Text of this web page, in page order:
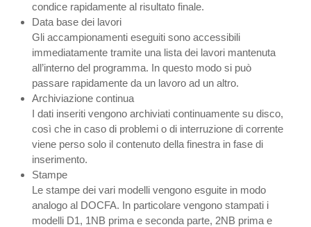
condice rapidamente al risultato finale.
Data base dei lavori
Gli accampionamenti eseguiti sono accessibili
immediatamente tramite una lista dei lavori mantenuta
all’interno del programma. In questo modo si può
passare rapidamente da un lavoro ad un altro.
Archiviazione continua
I dati inseriti vengono archiviati continuamente su disco,
così che in caso di problemi o di interruzione di corrente
viene perso solo il contenuto della finestra in fase di
inserimento.
Stampe
Le stampe dei vari modelli vengono esguite in modo
analogo al DOCFA. In particolare vengono stampati i
modelli D1, 1NB prima e seconda parte, 2NB prima e